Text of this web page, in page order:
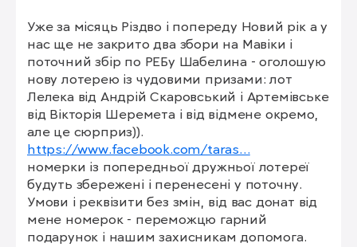
1/3
Уже за місяць Різдво і попереду Новий рік а у
нас ще не закрито два збори на Мавіки і
поточний збір по РЕБу Шабелина - оголошую
нову лотерею із чудовими призами: лот
Лелека від Андрій Скаровський і Артемівське
від Вікторія Шеремета і від відмене окремо,
https://www.facebook.com/taras…
номерки із попередньої дружньої лотереї
будуть збережені і перенесені у поточну.
Умови і реквізити без змін, від вас донат від
мене номерок - переможцю гарний
подарунок і нашим захисникам допомога.